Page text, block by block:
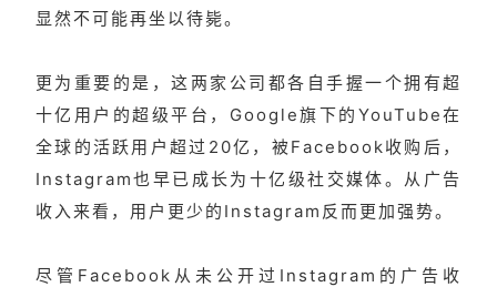
显然不可能再坐以待毙。
更为重要的是，这两家公司都各自手握一个拥有超
十亿用户的超级平台，Google旗下的YouTube在
全球的活跃用户超过20亿，被Facebook收购后，
Instagram也早已成长为十亿级社交媒体。从广告
收入来看，用户更少的Instagram反而更加强势。
尽管Facebook从未公开过Instagram的广告收